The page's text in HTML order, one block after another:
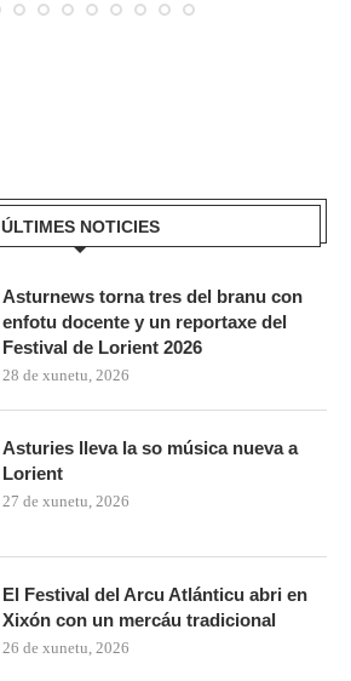
ÚLTIMES NOTICIES
Asturnews torna tres del branu con
enfotu docente y un reportaxe del
Festival de Lorient 2026
28 de xunetu, 2026
Asturies lleva la so música nueva a
Lorient
27 de xunetu, 2026
El Festival del Arcu Atlánticu abri en
Xixón con un mercáu tradicional
26 de xunetu, 2026